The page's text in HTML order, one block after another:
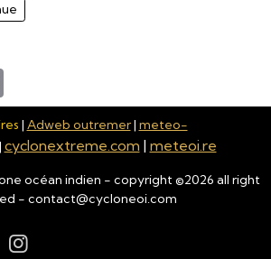
| Adweb outremer| meteo-
| cyclonextreme.com | meteoi.re
océan indien - copyright ©2026 all right
- contact@cycloneoi.com